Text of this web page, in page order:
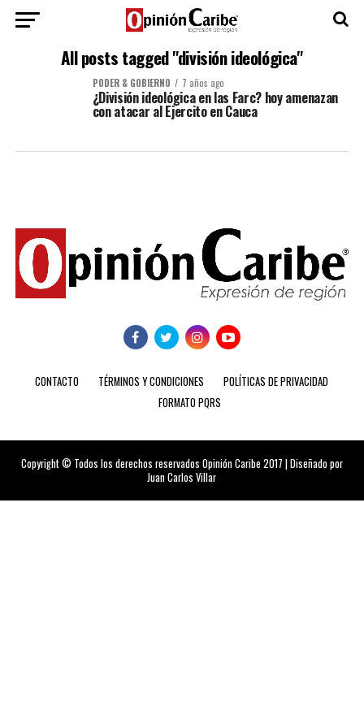
All posts tagged "división ideológica"
PODER & GOBIERNO 7 años ago
¿División ideológica en las Farc? hoy amenazan
con atacar al Ejercito en Cauca
CONTACTO TÉRMINOS Y CONDICIONES
POLÍTICAS DE PRIVACIDAD
FORMATO PQRS
Copyright © Todos los derechos reservados Opinión Caribe 2017 | Diseñado por
Juan Carlos Villar